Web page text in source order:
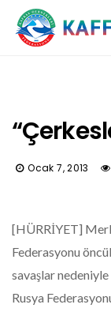
Ocak 7, 2013
[HÜRRİYET]
Federasyonu
savaşlar
Rusya